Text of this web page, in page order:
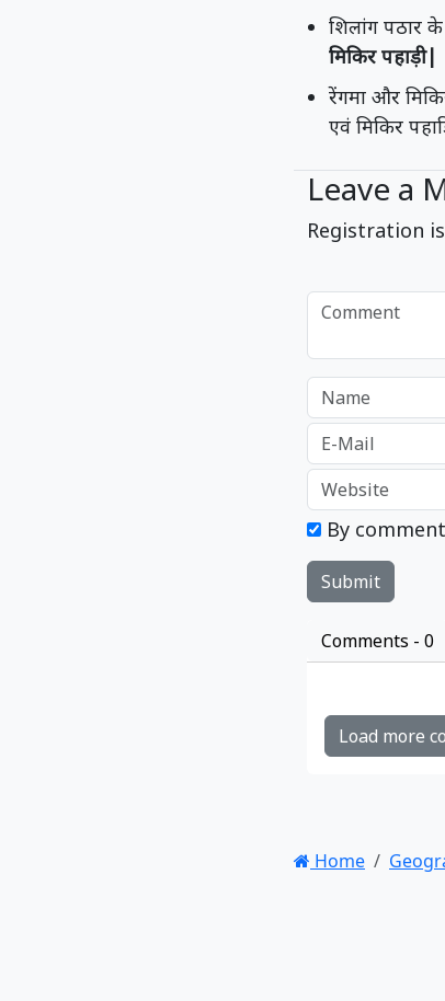
शिलांग पठार के
मिकिर पहाड़ी|
रेंगमा और
एवं मिकिर
Leave a
Registration
By
Comments - 0
Load more
Home